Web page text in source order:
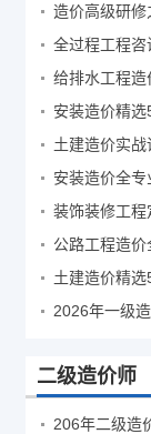
造价高级研修
全过程工程
给排水工程
安装造价精选
土建造价实战
安装造价全专
装饰装修工
土建造价精选
二级造价师
206年二级造